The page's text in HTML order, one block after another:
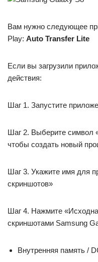
Вам нужно следующее
Play: Auto Transfer Lite
Если вы загрузили
действия:
Шаг 1. Запустите
Шаг 2. Выберите символ
чтобы создать новый
Шаг 3. Укажите имя для
скриншотов»
Шаг 4. Нажмите
скриншотами Samsung
Внутренняя память /